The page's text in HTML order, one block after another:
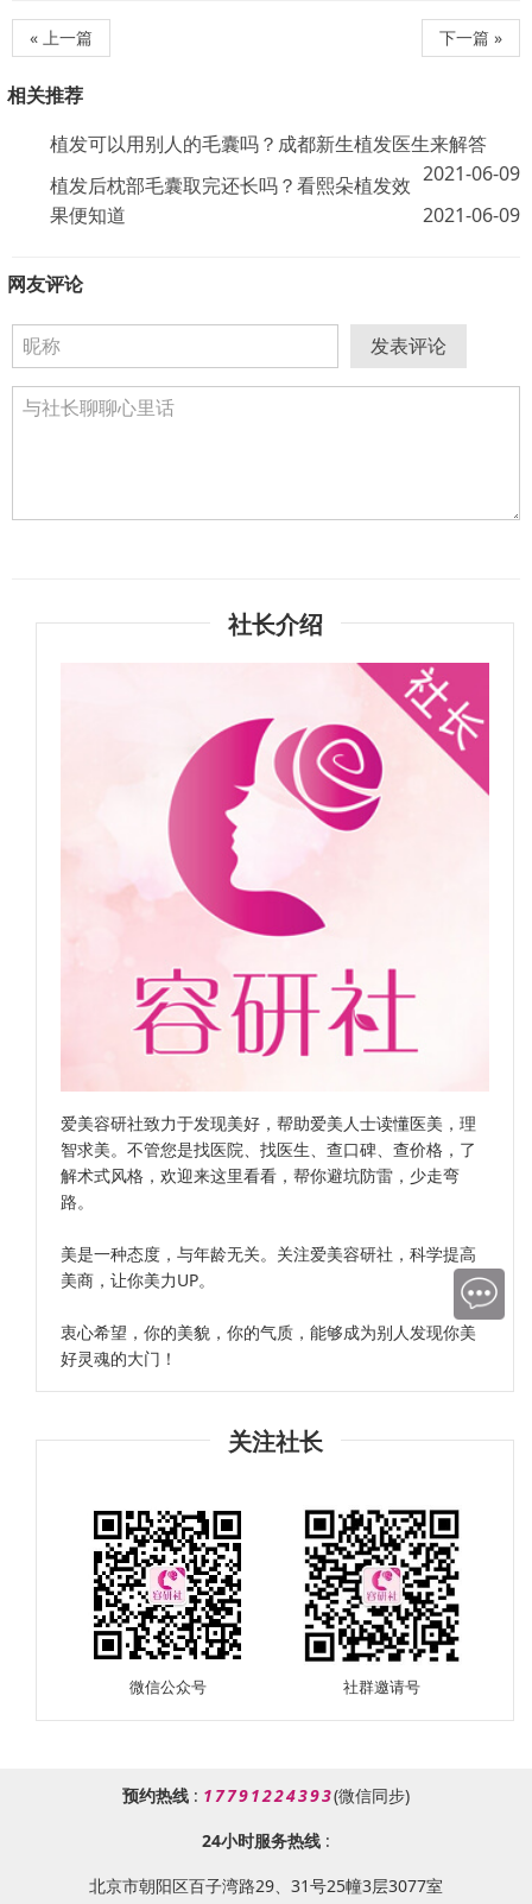
« 上一篇 下一篇 »
相关推荐
植发可以用别人的毛囊吗？成都新生植发医生来解答
2021-06-09
植发后枕部毛囊取完还长吗？看熙朵植发效
果便知道
2021-06-09
网友评论
发表评论
社长介绍
爱美容研社致力于发现美好，帮助爱美人士读懂医美，理
智求美。不管您是找医院、找医生、查口碑、查价格，了
解术式风格，欢迎来这里看看，帮你避坑防雷，少走弯
路。
美是一种态度，与年龄无关。关注爱美容研社，科学提高
美商，让你美力UP。
衷心希望，你的美貌，你的气质，能够成为别人发现你美
好灵魂的大门！
关注社长
微信公众号 社群邀请号
预约热线 : 17791224393(微信同步)
24小时服务热线 :
北京市朝阳区百子湾路29、31号25幢3层3077室